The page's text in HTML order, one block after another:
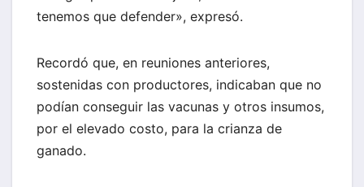
tenemos que defender», expresó.
Recordó que, en reuniones anteriores,
sostenidas con productores, indicaban que no
podían conseguir las vacunas y otros insumos,
por el elevado costo, para la crianza de
ganado.